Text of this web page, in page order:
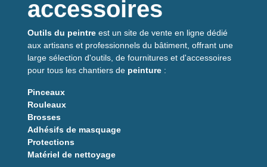
Fabriqué enEurope, émissionA+
Pourquoi choisir ce
produit ?
le Sylex SA707 combine performance et simplicité
d'utilisation. Sa formule acrylique limite l'apparition de taches
et de moisissures tout en conservant une bonne élasticité. Il
convient aussi bien aux bricoleurs qu'aux professionnels qui
veulent unjoint étanche
finition. Disponible enblanc
accessoires
Outils du peintre est un site de vente en ligne dédié
aux artisans et professionnels du bâtiment, offrant une
large sélection d'outils, de fournitures et d'accessoires
pour tous les chantiers de peinture :
Pinceaux
Rouleaux
Brosses
Adhésifs de masquage
Protections
Matériel de nettoyage